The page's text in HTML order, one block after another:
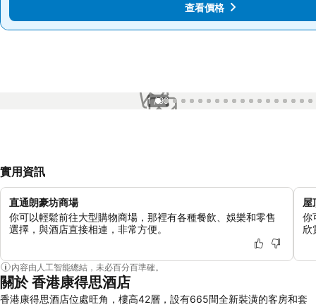
查看價格
1 / 99
實用資訊
直通朗豪坊商場
你可以輕鬆前往大型購物商場，那裡有各種餐飲、娛樂和零售
選擇，與酒店直接相連，非常方便。
屋
你
欣
內容由人工智能總結，未必百分百準確。
關於 香港康得思酒店
香港康得思酒店位處旺角，樓高42層，設有665間全新裝潢的客房和套